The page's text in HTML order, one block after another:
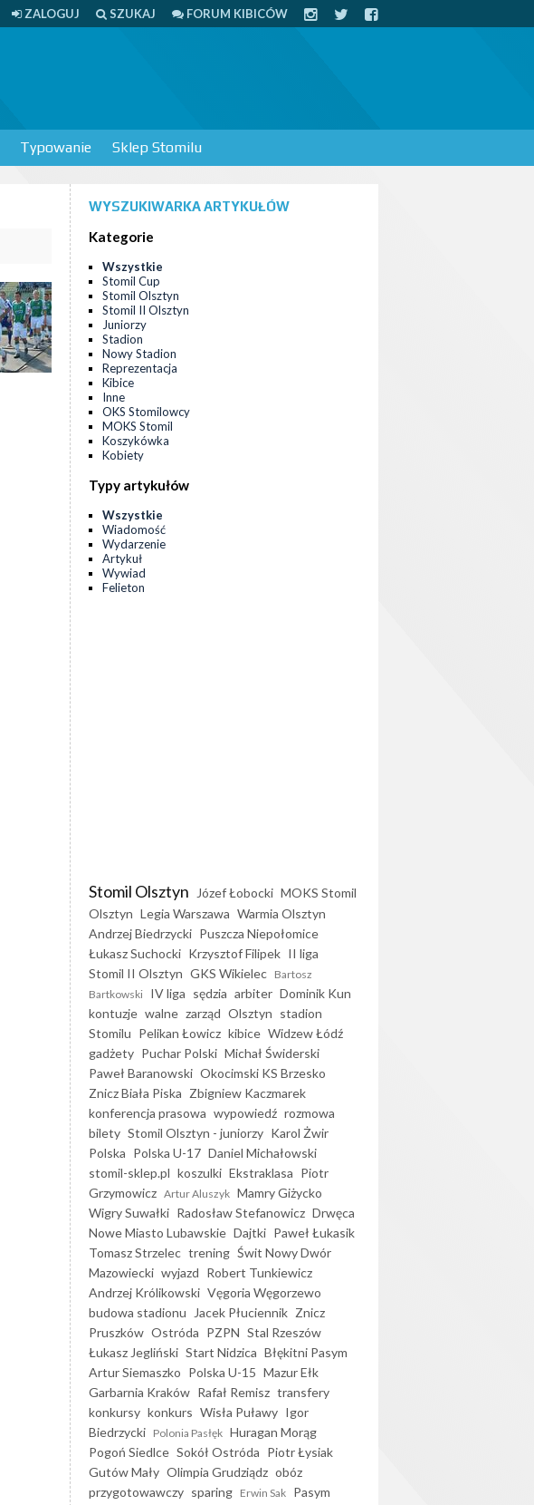
ZALOGUJ SZUKAJ FORUM KIBICÓW
Typowanie Sklep Stomilu
WYSZUKIWARKA ARTYKUŁÓW
Kategorie
Wszystkie
Stomil Cup
Stomil Olsztyn
Stomil II Olsztyn
Juniorzy
Stadion
Nowy Stadion
Reprezentacja
Kibice
Inne
OKS Stomilowcy
MOKS Stomil
Koszykówka
Kobiety
Typy artykułów
Wszystkie
Wiadomość
Wydarzenie
Artykuł
Wywiad
Felieton
Stomil Olsztyn Józef Łobocki MOKS Stomil
Olsztyn Legia Warszawa Warmia Olsztyn
Andrzej Biedrzycki Puszcza Niepołomice
Łukasz Suchocki Krzysztof Filipek II liga
Stomil II Olsztyn GKS Wikielec Bartosz
Bartkowski IV liga sędzia arbiter Dominik Kun
kontuzje walne zarząd Olsztyn stadion
Stomilu Pelikan Łowicz kibice Widzew Łódź
gadżety Puchar Polski Michał Świderski
Paweł Baranowski Okocimski KS Brzesko
Znicz Biała Piska Zbigniew Kaczmarek
konferencja prasowa wypowiedź rozmowa
bilety Stomil Olsztyn - juniorzy Karol Żwir
Polska Polska U-17 Daniel Michałowski
stomil-sklep.pl koszulki Ekstraklasa Piotr
Grzymowicz Artur Aluszyk Mamry Giżycko
Wigry Suwałki Radosław Stefanowicz Drwęca
Nowe Miasto Lubawskie Dajtki Paweł Łukasik
Tomasz Strzelec trening Świt Nowy Dwór
Mazowiecki wyjazd Robert Tunkiewicz
Andrzej Królikowski Vęgoria Węgorzewo
budowa stadionu
Jacek Płuciennik Znicz
Pruszków Ostróda PZPN Stal Rzeszów
Łukasz Jegliński Start Nidzica Błękitni Pasym
Artur Siemaszko Polska U-15 Mazur Ełk
Garbarnia Kraków Rafał Remisz transfery
konkursy konkurs Wisła Puławy Igor
Biedrzycki Polonia Pasłęk Huragan Morąg
Pogoń Siedlce Sokół Ostróda Piotr Łysiak
Gutów Mały Olimpia Grudziądz obóz
przygotowawczy sparing Erwin Sak Pasym